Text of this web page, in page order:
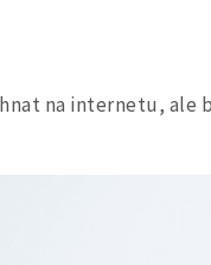
na internetu, ale